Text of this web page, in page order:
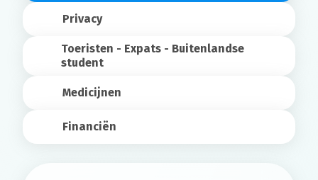
Privacy
Toeristen - Expats - Buitenlandse
student
Medicijnen
Financiën